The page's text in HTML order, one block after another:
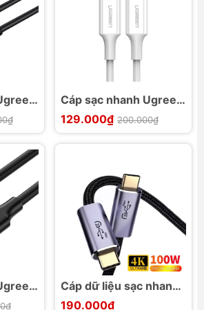
Cáp sạc nhanh Ugreen
US264 C to C hỗ trợ
sạc QC3.0
129.000₫ 200.000₫
Cáp dữ liệu sạc nhanh
USB3.2 Gen 2 PD
190.000₫